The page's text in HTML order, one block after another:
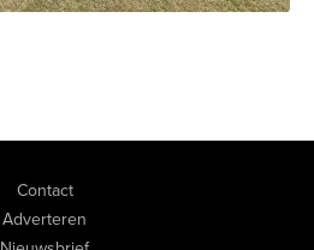
Contact
Adverteren